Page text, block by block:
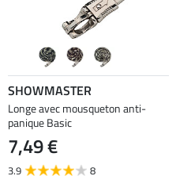
SHOWMASTER
Longe avec mousqueton anti-
panique Basic
7,49 €
3.9 8